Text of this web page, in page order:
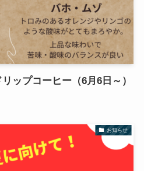
ップコーヒー（6月6日～）
お知らせ